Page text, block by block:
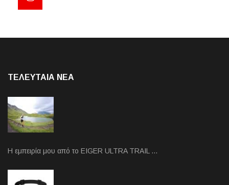
ΤΕΛΕΥΤΑΙΑ NEA
Η εμπειρία μου από το EIGER ULTRA TRAIL …